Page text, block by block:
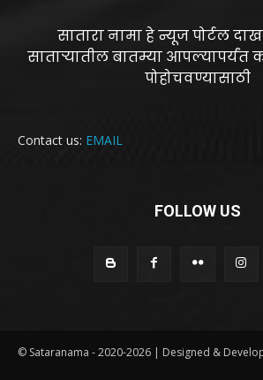
सातारा नामा हे न्यूज पोर्टल
साताऱ्यातील बातम्या
पोहोचवण्यासाठी
Contact us: EMAIL
FOLLOW US
© Sataranama - 2020-2026 | Designed &